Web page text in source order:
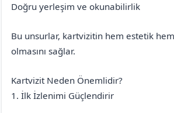
Doğru yerleşim ve okunabilirlik
Bu unsurlar, kartvizitin hem estetik
olmasını sağlar.
Kartvizit Neden Önemlidir?
1. İlk İzlenimi Güçlendirir